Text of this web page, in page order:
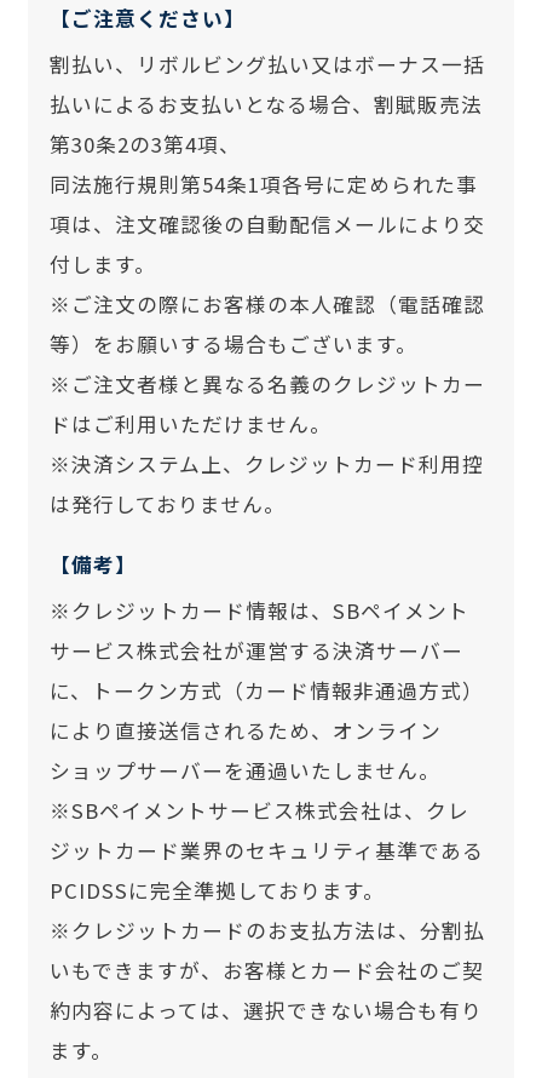
【ご注意ください】
割払い、リボルビング払い又はボーナス一括
払いによるお支払いとなる場合、割賦販売法
第30条2の3第4項、
同法施行規則第54条1項各号に定められた事
項は、注文確認後の自動配信メールにより交
付します。
※ご注文の際にお客様の本人確認（電話確認
等）をお願いする場合もございます。
※ご注文者様と異なる名義のクレジットカー
ドはご利用いただけません。
※決済システム上、クレジットカード利用控
は発行しておりません。
【備考】
※クレジットカード情報は、SBペイメント
サービス株式会社が運営する決済サーバー
に、トークン方式（カード情報非通過方式）
により直接送信されるため、オンライン
ショップサーバーを通過いたしません。
※SBペイメントサービス株式会社は、クレ
ジットカード業界のセキュリティ基準である
PCIDSSに完全準拠しております。
※クレジットカードのお支払方法は、分割払
いもできますが、お客様とカード会社のご契
約内容によっては、選択できない場合も有り
ます。